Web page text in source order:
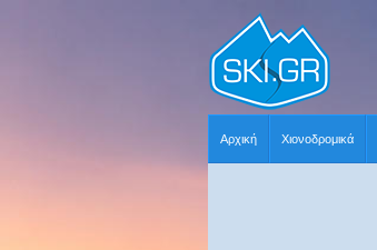
Αρχική Χιονοδρομικά